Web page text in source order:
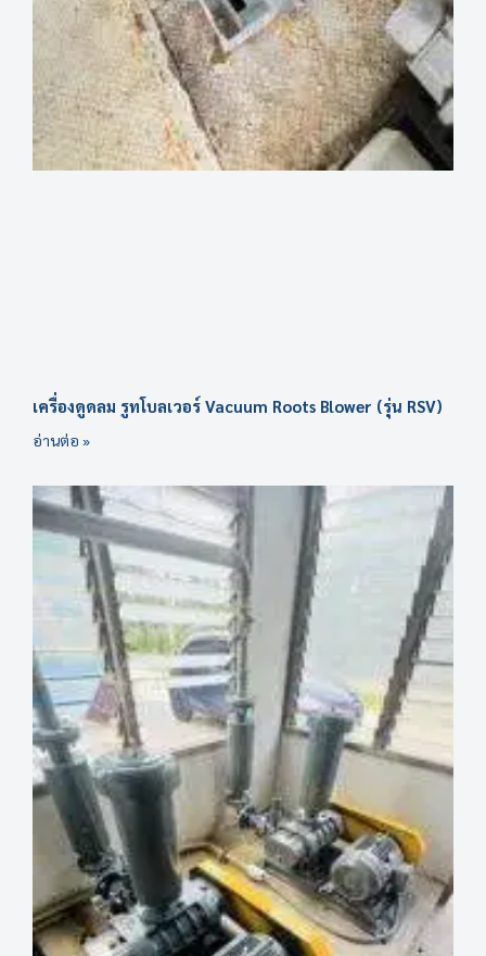
เครื่องดูดลม รูทโบลเวอร์ Vacuum Roots Blower (รุ่น RSV)
อ่านต่อ »